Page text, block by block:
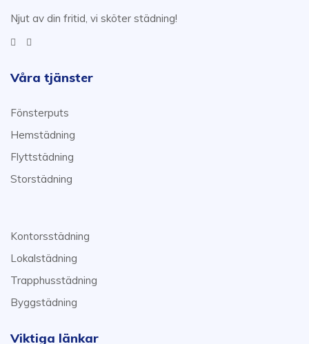
Njut av din fritid, vi sköter städning!
Våra tjänster
Fönsterputs
Hemstädning
Flyttstädning
Storstädning
Kontorsstädning
Lokalstädning
Trapphusstädning
Byggstädning
Viktiga länkar